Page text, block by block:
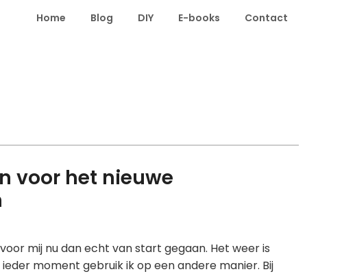
Home Blog DIY E-books Contact
voor het nieuwe
mij nu dan echt van start gegaan. Het weer is
moment gebruik ik op een andere manier. Bij